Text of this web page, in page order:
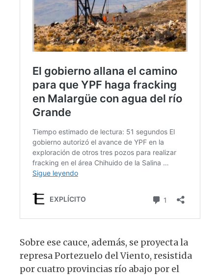
Sobre ese cauce, además, se proyecta la
represa Portezuelo del Viento, resistida
por cuatro provincias río abajo por el